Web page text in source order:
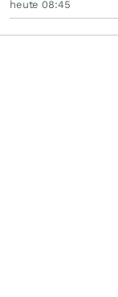
heute 08:45